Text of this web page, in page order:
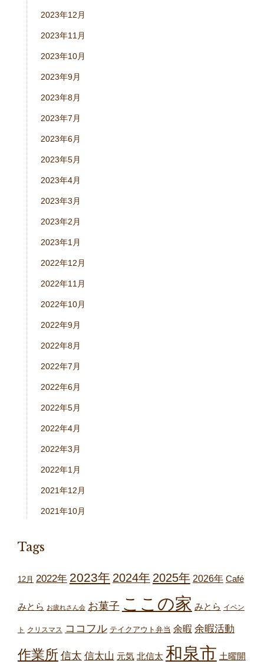
2023年12月
2023年11月
2023年10月
2023年9月
2023年8月
2023年7月
2023年6月
2023年5月
2023年4月
2023年3月
2023年2月
2023年1月
2022年12月
2022年11月
2022年10月
2022年9月
2022年8月
2022年7月
2022年6月
2022年5月
2022年4月
2022年3月
2022年1月
2021年12月
2021年10月
Tags
12月 2022年 2023年 2024年 2025年 2026年 Café
みとら お疲れさん会 お菓子 ここの家 みとら イベン
ト クリスマス ココフル テイクアウト弁当 余暇 余暇活動
作業所 信太 信太山 元気 北信太 和泉市 土曜開